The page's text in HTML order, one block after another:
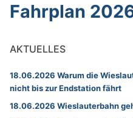
Fahrplan
AKTUELLES
18.06.2026 Warum die
nicht bis zur Endstation fährt
18.06.2026 Wieslauterbahn